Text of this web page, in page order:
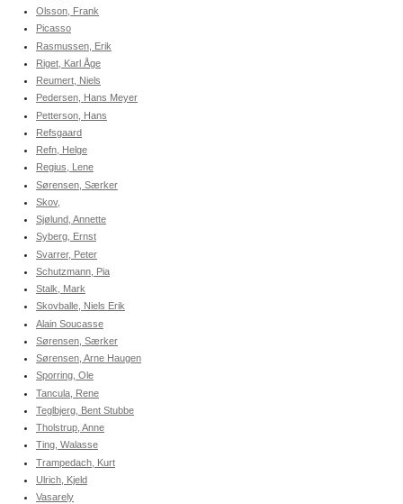
Olsson, Frank
Picasso
Rasmussen, Erik
Riget, Karl Åge
Reumert, Niels
Pedersen, Hans Meyer
Petterson, Hans
Refsgaard
Refn, Helge
Regius, Lene
Sørensen, Særker
Skov,
Sjølund, Annette
Syberg, Ernst
Svarrer, Peter
Schutzmann, Pia
Stalk, Mark
Skovballe, Niels Erik
Alain Soucasse
Sørensen, Særker
Sørensen, Arne Haugen
Sporring, Ole
Tancula, Rene
Teglbjerg, Bent Stubbe
Tholstrup, Anne
Ting, Walasse
Trampedach, Kurt
Ulrich, Kjeld
Vasarely